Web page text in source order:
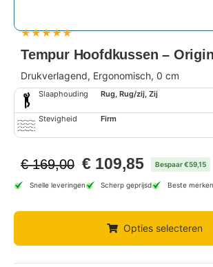
★★★★★
Tempur Hoofdkussen –
Drukverlagend, Ergonomisch, 0 cm
Slaaphouding Rug, Rug/zij, Zij
Stevigheid Firm
€169,00 € 109,85 Bespaar €59,15
Snelle leveringen Scherp geprijsd Beste merken
Opties selecteren